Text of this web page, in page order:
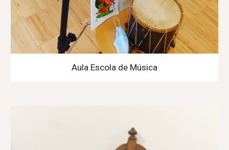
Aula Escola de Música